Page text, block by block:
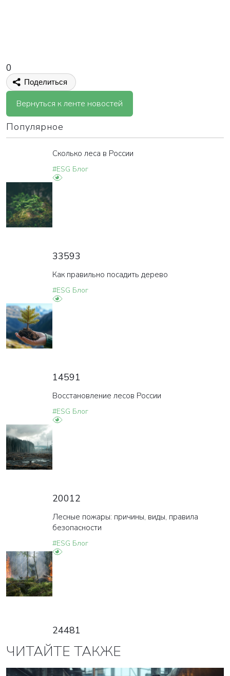
0
Поделиться
Вернуться к ленте новостей
Популярное
Сколько леса в России
#ESG Блог
33593
Как правильно посадить дерево
#ESG Блог
14591
Восстановление лесов России
#ESG Блог
20012
Лесные пожары: причины, виды, правила
безопасности
#ESG Блог
24481
ЧИТАЙТЕ ТАКЖЕ